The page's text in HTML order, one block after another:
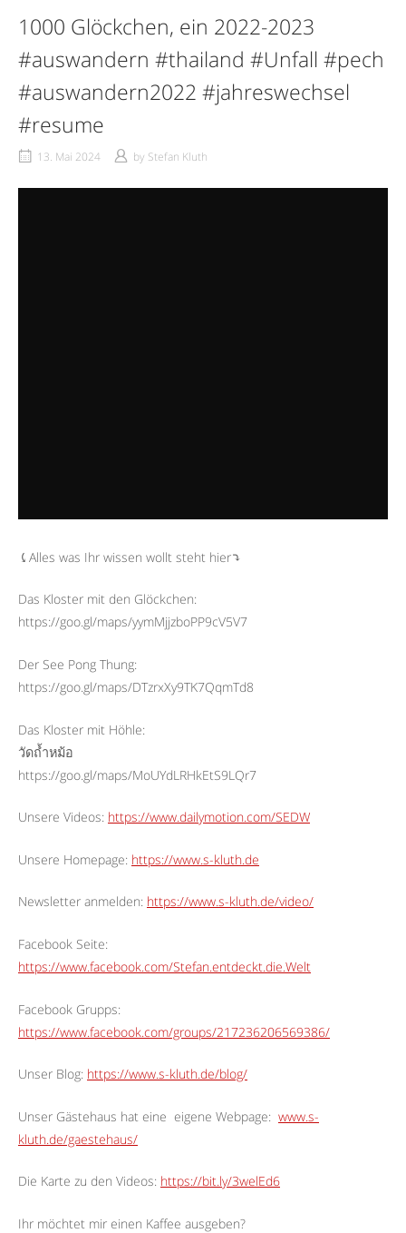
1000 Glöckchen, ein 2022-2023
#auswandern #thailand #Unfall #pech
#auswandern2022 #jahreswechsel
#resume
13. Mai 2024 by Stefan Kluth
⤹Alles was Ihr wissen wollt steht hier⤵︎
Das Kloster mit den Glöckchen:
https://goo.gl/maps/yymMjjzboPP9cV5V7
Der See Pong Thung:
https://goo.gl/maps/DTzrxXy9TK7QqmTd8
Das Kloster mit Höhle:
วัดถ้ำหม้อ
https://goo.gl/maps/MoUYdLRHkEtS9LQr7
Unsere Videos: https://www.dailymotion.com/SEDW
Unsere Homepage: https://www.s-kluth.de
Newsletter anmelden: https://www.s-kluth.de/video/
Facebook Seite:
https://www.facebook.com/Stefan.entdeckt.die.Welt
Facebook Grupps:
https://www.facebook.com/groups/217236206569386/
Unser Blog: https://www.s-kluth.de/blog/
Unser Gästehaus hat eine eigene Webpage: www.s-
kluth.de/gaestehaus/
Die Karte zu den Videos: https://bit.ly/3welEd6
Ihr möchtet mir einen Kaffee ausgeben?